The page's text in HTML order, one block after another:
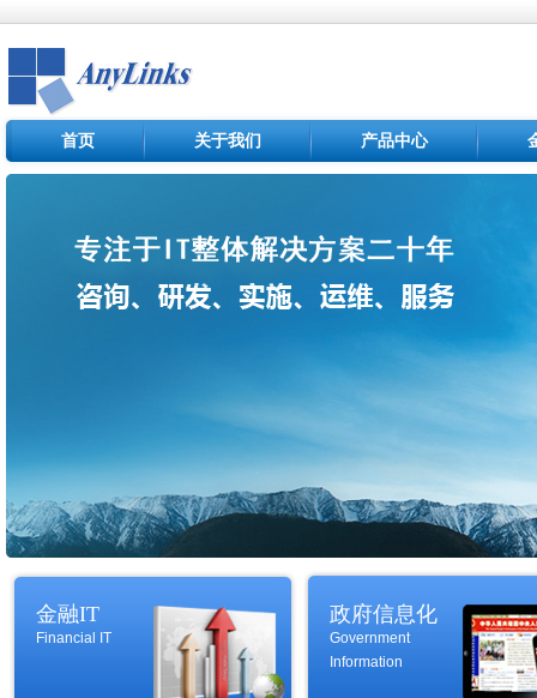
首页 关于我们 产品中心
金融IT
Financial IT
政府信息化
Government
Information